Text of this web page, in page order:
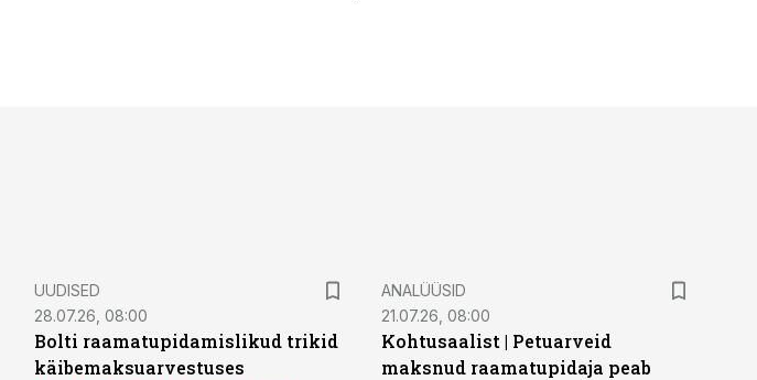
UUDISED
28.07.26, 08:00
Bolti raamatupidamislikud trikid
käibemaksuarvestuses
ANALÜÜSID
21.07.26, 08:00
Kohtusaalist | Petuarveid
maksnud raamatupidaja peab